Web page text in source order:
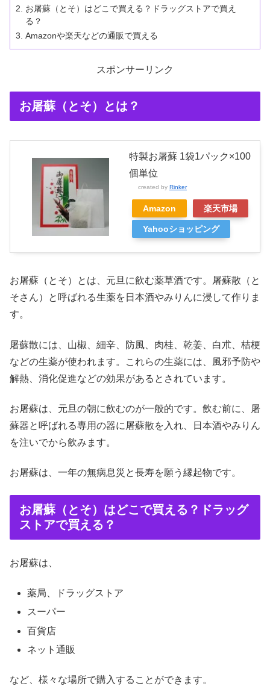
お屠蘇（とそ）はどこで買える？ドラッグストアで買え
る？
Amazonや楽天などの通販で買える
スポンサーリンク
お屠蘇（とそ）とは？
特製お屠蘇 1袋1パック×100
個単位
created by Rinker
Amazon 楽天市場
Yahooショッピング
お屠蘇（とそ）とは、元旦に飲む薬草酒です。屠蘇散（と
そさん）と呼ばれる生薬を日本酒やみりんに浸して作りま
す。
屠蘇散には、山椒、細辛、防風、肉桂、乾姜、白朮、桔梗
などの生薬が使われます。これらの生薬には、風邪予防や
解熱、消化促進などの効果があるとされています。
お屠蘇は、元旦の朝に飲むのが一般的です。飲む前に、屠
蘇器と呼ばれる専用の器に屠蘇散を入れ、日本酒やみりん
を注いでから飲みます。
お屠蘇は、一年の無病息災と長寿を願う縁起物です。
お屠蘇（とそ）はどこで買える？ドラッグ
ストアで買える？
お屠蘇は、
薬局、ドラッグストア
スーパー
百貨店
ネット通販
など、様々な場所で購入することができます。